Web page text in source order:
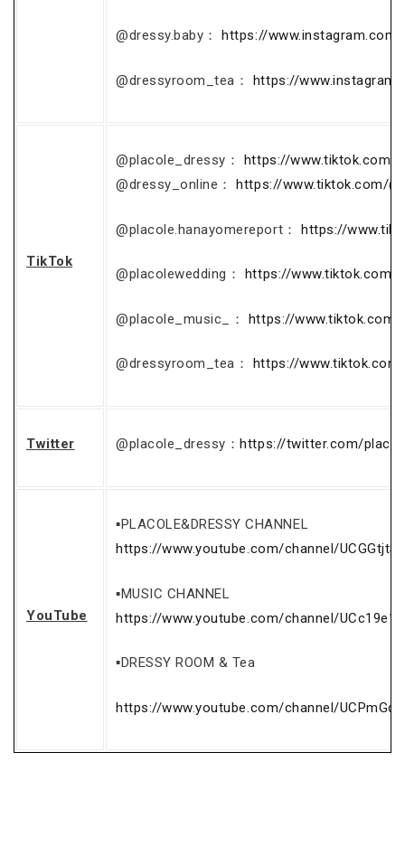
@dressy.baby：https://
@dressyroom_tea： https://
TikTok
@placole_dressy： https://www.tiktok.com/
@dressy_online：https://www.tiktok.com/
@placole.hanayomereport：https://
@placolewedding： https://www.tiktok.com/
@placole_music_： https://www.tiktok.com/
@dressyroom_tea： https://
Twitter @placole_dressy：https://twitter.com/
YouTube
▪PLACOLE&DRESSY CHANNEL
https://www.youtube.com/channel/
▪MUSIC CHANNEL
https://www.youtube.com/channel/
▪DRESSY ROOM & Tea
https://www.youtube.com/channel/